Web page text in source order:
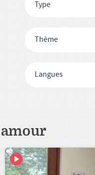
Type
Thème
Langues
amour